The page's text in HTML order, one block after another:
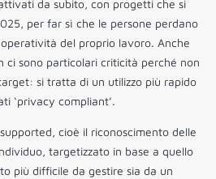
da subito, con progetti che si
per far sì che le persone perdano
del proprio lavoro. Anche
ci sono particolari criticità perché non
si tratta di un utilizzo più rapido
‘privacy compliant’.
cioè il riconoscimento delle
targetizzato in base a quello
più difficile da gestire sia da un